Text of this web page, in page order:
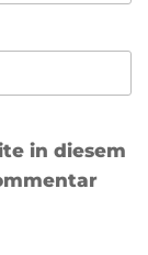
in diesem